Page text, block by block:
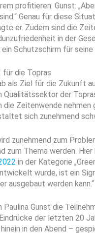
profitieren. Gunst:
Genau für diese
er. Zudem sind die
in der
Schutzschirm für
für die Topras
als Ziel für die Zukunft
Qualitätssektor der
die Zeitenwende
sich zunehmend
zunehmend zum
zum Thema werden.
in der Kategorie
wurde, ist ein
ausgebaut werden kann.“
Paulina Gunst die
der letzten 20
in den Abend –